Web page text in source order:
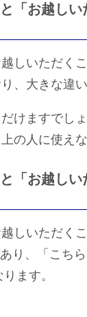
「お越し
しいただく
、大きな違い
けますでし
の人に使え
「お越し
しいただく
り、「こち
ます。